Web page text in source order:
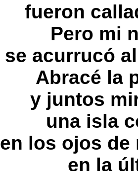
fueron
Pero mi
se acurrucó
Abracé la
y juntos
una isla
en los ojos de
en la